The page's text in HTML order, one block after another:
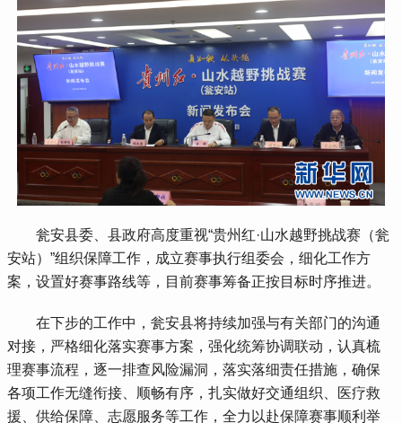
瓮安县委、县政府高度重视“贵州红·山水越野挑战赛（瓮
安站）”组织保障工作，成立赛事执行组委会，细化工作方
案，设置好赛事路线等，目前赛事筹备正按目标时序推进。
在下步的工作中，瓮安县将持续加强与有关部门的沟通
对接，严格细化落实赛事方案，强化统筹协调联动，认真梳
理赛事流程，逐一排查风险漏洞，落实落细责任措施，确保
各项工作无缝衔接、顺畅有序，扎实做好交通组织、医疗救
援、供给保障、志愿服务等工作，全力以赴保障赛事顺利举